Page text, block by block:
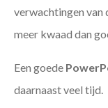
verwachtingen van
meer kwaad dan
Een goede
daarnaast veel tijd.